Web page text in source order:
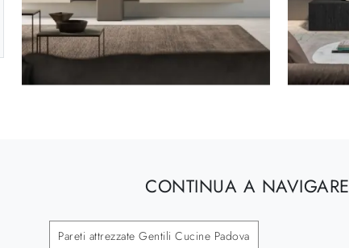
CONTINUA A NAVIGARE
Pareti attrezzate Gentili Cucine Padova